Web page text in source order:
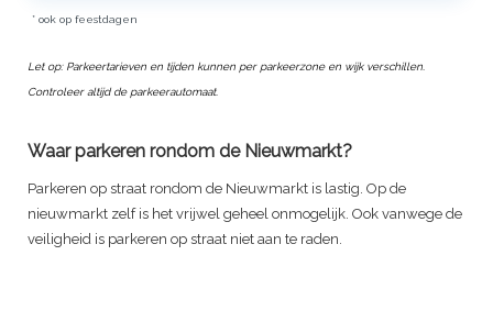
* ook op feestdagen
Let op: Parkeertarieven en tijden kunnen per parkeerzone en wijk verschillen.
Controleer altijd de parkeerautomaat.
Waar parkeren rondom de Nieuwmarkt?
Parkeren op straat rondom de Nieuwmarkt is lastig. Op de
nieuwmarkt zelf is het vrijwel geheel onmogelijk. Ook vanwege de
veiligheid is parkeren op straat niet aan te raden.